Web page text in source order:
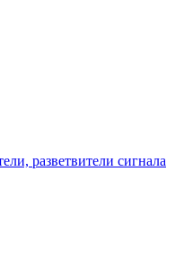
разветвители сигнала